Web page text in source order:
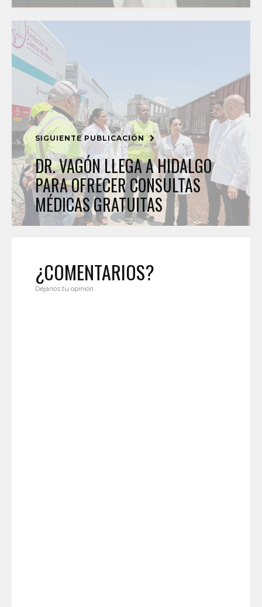
SIGUIENTE PUBLICACIÓN
DR. VAGÓN LLEGA A HIDALGO
PARA OFRECER CONSULTAS
MÉDICAS GRATUITAS
¿COMENTARIOS?
Déjanos tu opinión.